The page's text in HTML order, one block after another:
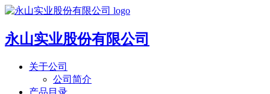
永山实业股份有限公司
关于公司
公司简介
产品目录